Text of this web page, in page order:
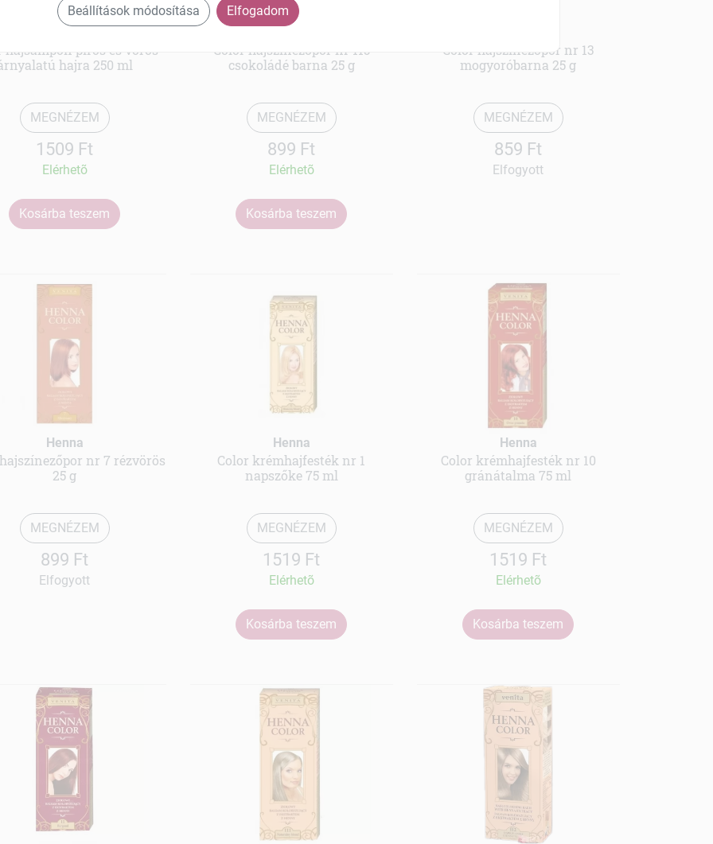
hajsampon piros és vörös
hajra 250 ml
MEGNÉZEM
1509 Ft
Elérhetõ
Kosárba teszem
Color hajszinezőpor nr 115
csokoládé barna 25 g
MEGNÉZEM
899 Ft
Elérhetõ
Kosárba teszem
Color hajszinezőpor nr 13
mogyoróbarna 25 g
MEGNÉZEM
859 Ft
Elfogyott
Henna
nr 7 rézvörös
25 g
MEGNÉZEM
899 Ft
Elfogyott
Henna
Color krémhajfesték nr 1
napszőke 75 ml
MEGNÉZEM
1519 Ft
Elérhetõ
Kosárba teszem
Henna
Color krémhajfesték nr 10
gránátalma 75 ml
MEGNÉZEM
1519 Ft
Elérhetõ
Kosárba teszem
Beállítások módosítása Elfogadom